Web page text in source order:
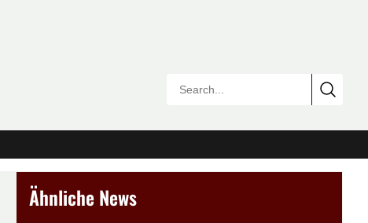
Ähnliche News